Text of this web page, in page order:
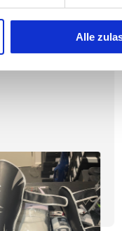
Alle